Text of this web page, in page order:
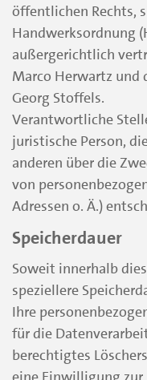
öffentlichen Rechts,
Handwerksordnung
außergerichtlich
Marco Herwartz und
Georg Stoffels.
Verantwortliche
juristische Person,
anderen über die
von
Adressen o. Ä.)
Speicherdauer
Soweit innerhalb
speziellere
Ihre
für die
berechtigtes